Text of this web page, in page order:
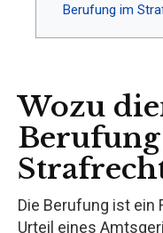
Berufung im
Wozu
Die Berufung ist ein
Urteil eines